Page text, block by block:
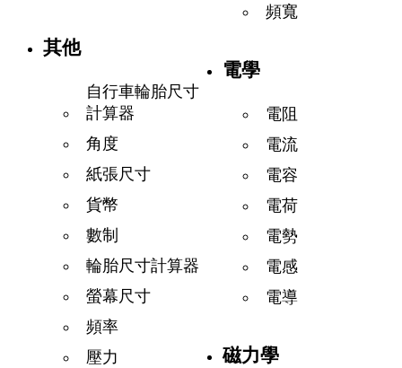
其他
自行車輪胎尺寸
計算器
角度
紙張尺寸
貨幣
數制
輪胎尺寸計算器
螢幕尺寸
頻率
壓力
頻寬
電學
電阻
電流
電容
電荷
電勢
電感
電導
磁力學